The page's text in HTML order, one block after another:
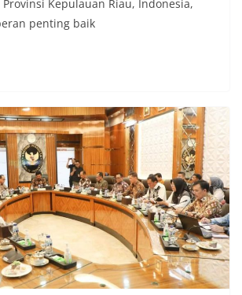
Kepulauan Riau, Indonesia,
penting baik